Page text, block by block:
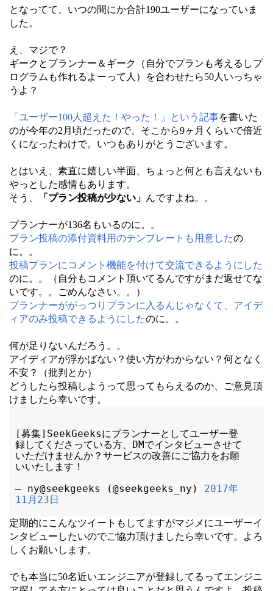
となってて、いつの間にか合計190ユーザーになっていま
した。
え、マジで？
ギークとプランナー＆ギーク（自分でプランも考えるしプ
ログラムも作れるよーって人）を合わせたら50人いっちゃ
うよ？
「ユーザー100人超えた！やった！」という記事を書いた
のが今年の2月頃だったので、そこから9ヶ月くらいで倍近
くになったわけで。いつもありがとうございます。
とはいえ、素直に嬉しい半面、ちょっと何とも言えないも
やっとした感情もあります。
そう、
「プラン投稿が少ない」 んですよね。。
プランナーが136名もいるのに。。
プラン投稿の添付資料用のテンプレートも用意したの
に。。
投稿プランにコメント機能を付けて交流できるようにした
のに。。（自分もコメント頂いてるんですがまだ返せてな
いです。。ごめんなさい。。）
プランナーががっつりプランに入るんじゃなくて、アイデ
ィアのみ投稿できるようにしたのに。。
何が足りないんだろう。。
アイディアが浮かばない？使い方がわからない？何となく
不安？（批判とか）
どうしたら投稿しようって思ってもらえるのか、ご意見頂
けましたら幸いです。
[募集]SeekGeeksにプランナーとしてユーザー登
録してくださっている方、DMでインタビューさせて
いただけませんか？サービスの改善にご協力をお願
いいたします！
— ny@seekgeeks (@seekgeeks_ny) 2017年
11月23日
定期的にこんなツイートもしてますがマジメにユーザーイ
ンタビューしたいのでご協力頂けましたら幸いです。よろ
しくお願いします。
でも本当に50名近いエンジニアが登録してるってエンジニ